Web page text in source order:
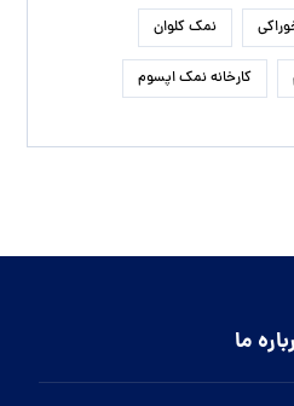
نمک کلوان
کارخانه نمک اپسوم
ما